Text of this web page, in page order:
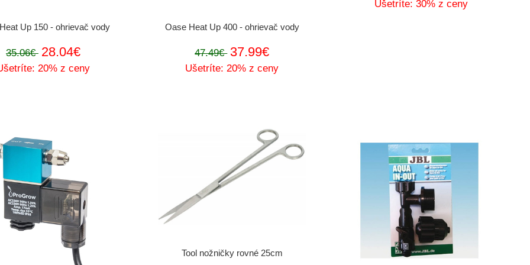
Up 150 - ohrievač vody
35.06€ 28.04€
20% z ceny
Oase Heat Up 400 - ohrievač vody
47.49€ 37.99€
Ušetríte: 20% z ceny
Ušetríte: 30% z ceny
Tool nožničky rovné 25cm